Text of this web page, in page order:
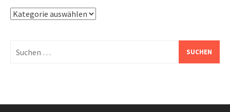
Kategorien
nach: